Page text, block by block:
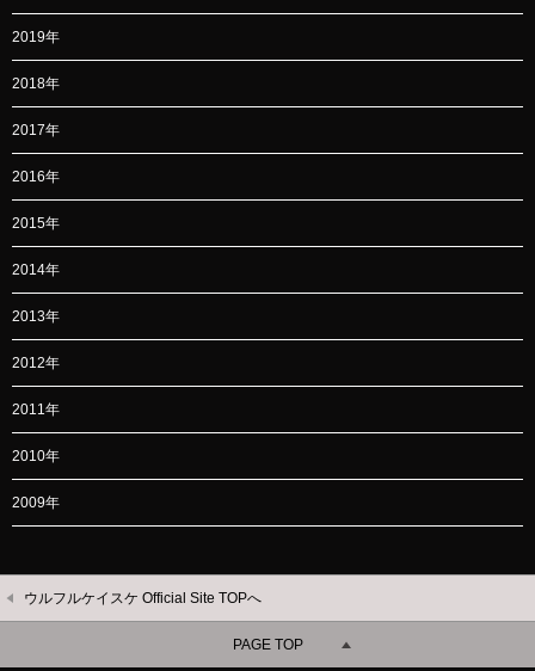
2019年
2018年
2017年
2016年
2015年
2014年
2013年
2012年
2011年
2010年
2009年
ウルフルケイスケ Official Site TOPへ
PAGE TOP